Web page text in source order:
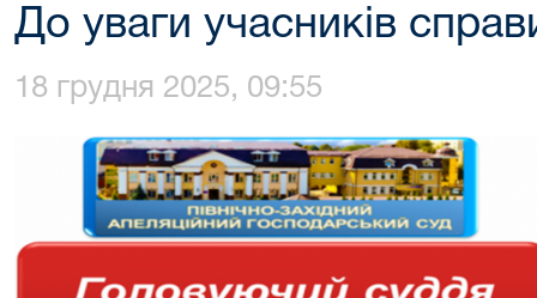
До уваги учасників
18 грудня 2025, 09:55